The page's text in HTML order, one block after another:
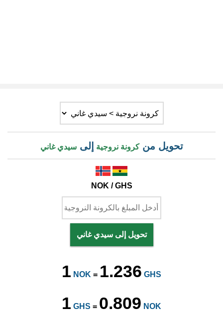
تحويل منكرونة نروجية إلىسيدي غاني
NOK / GHS
تحويل إلى سيدي غاني
1 NOK = 1.236 GHS
1 GHS = 0.809 NOK